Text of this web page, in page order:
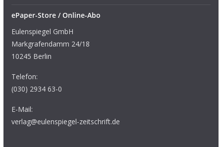
ePaper-Store / Online-Abo
Eulenspiegel GmbH
Markgrafendamm 24/18
10245 Berlin
Telefon:
(030) 2934 63-0
E-Mail:
verlag@eulenspiegel-zeitschrift.de